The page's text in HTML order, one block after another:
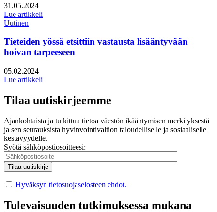
Julkaistu:
31.05.2024
Lue artikkeli
Uutinen
Tieteiden yössä etsittiin vastausta lisääntyvään
hoivan tarpeeseen
Julkaistu:
05.02.2024
Lue artikkeli
Tilaa uutiskirjeemme
Ajankohtaista ja tutkittua tietoa väestön ikääntymisen merkityksestä
ja sen seurauksista hyvinvointivaltion taloudelliselle ja sosiaaliselle
kestävyydelle.
Syötä sähköpostiosoitteesi:
Hyväksyn tietosuojaselosteen ehdot.
Tulevaisuuden tutkimuksessa mukana